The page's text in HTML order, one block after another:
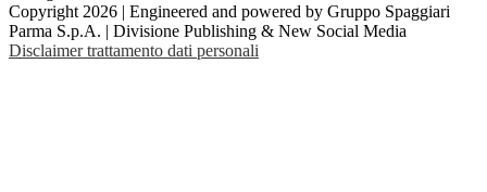
Copyright 2026 | Engineered and powered by Gruppo Spaggiari
Parma S.p.A. | Divisione Publishing & New Social Media
Disclaimer trattamento dati personali